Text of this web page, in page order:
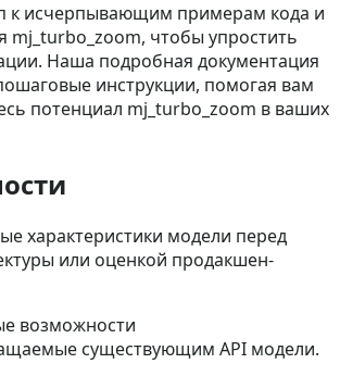
к исчерпывающим примерам кода и
mj_turbo_zoom, чтобы упростить
Наша подробная документация
инструкции, помогая вам
потенциал mj_turbo_zoom в ваших
характеристики модели перед
или оценкой продакшен-
возможности
существующим API модели.